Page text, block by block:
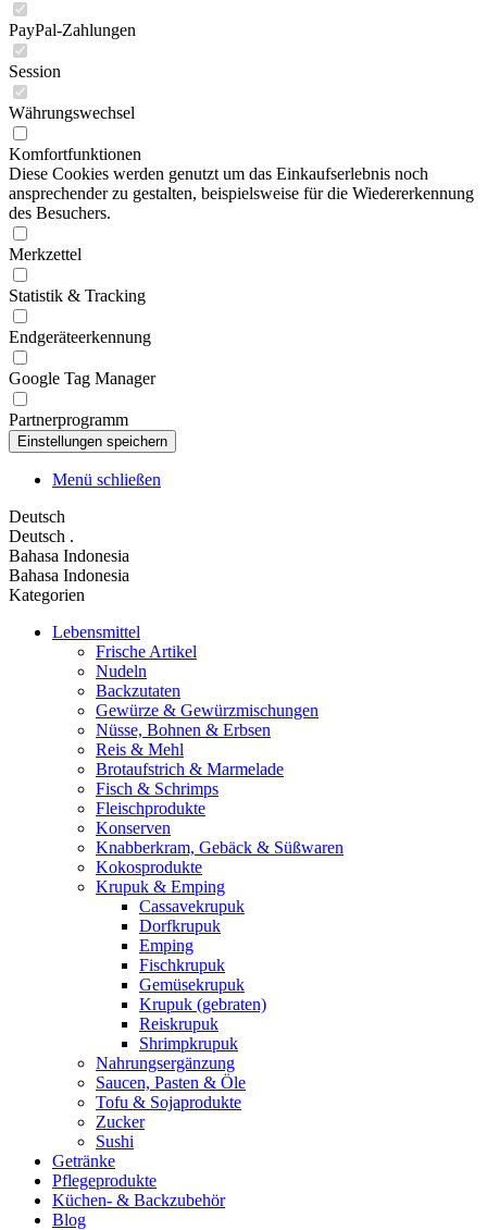
PayPal-Zahlungen
Session
Währungswechsel
Komfortfunktionen
Diese Cookies werden genutzt um das Einkaufserlebnis noch
ansprechender zu gestalten, beispielsweise für die Wiedererkennung
des Besuchers.
Merkzettel
Statistik & Tracking
Endgeräteerkennung
Google Tag Manager
Partnerprogramm
Menü schließen
Deutsch
Deutsch .
Bahasa Indonesia
Bahasa Indonesia
Kategorien
Lebensmittel
Frische Artikel
Nudeln
Backzutaten
Gewürze & Gewürzmischungen
Nüsse, Bohnen & Erbsen
Reis & Mehl
Brotaufstrich & Marmelade
Fisch & Schrimps
Fleischprodukte
Konserven
Knabberkram, Gebäck & Süßwaren
Kokosprodukte
Krupuk & Emping
Cassavekrupuk
Dorfkrupuk
Emping
Fischkrupuk
Gemüsekrupuk
Krupuk (gebraten)
Reiskrupuk
Shrimpkrupuk
Nahrungsergänzung
Saucen, Pasten & Öle
Tofu & Sojaprodukte
Zucker
Sushi
Getränke
Pflegeprodukte
Küchen- & Backzubehör
Blog